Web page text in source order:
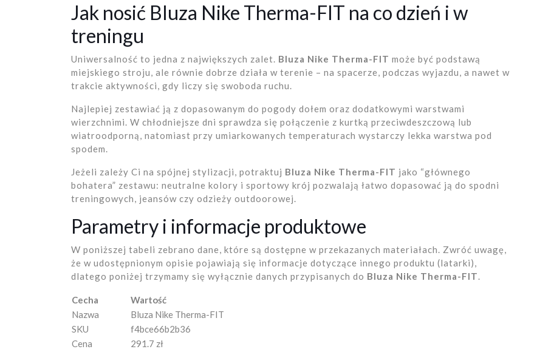
Jak nosić Bluza Nike Therma-FIT na co dzień i w
treningu
Uniwersalność to jedna z największych zalet. Bluza Nike Therma-FIT może być podstawą
miejskiego stroju, ale równie dobrze działa w terenie – na spacerze, podczas wyjazdu, a nawet w
trakcie aktywności, gdy liczy się swoboda ruchu.
Najlepiej zestawiać ją z dopasowanym do pogody dołem oraz dodatkowymi warstwami
wierzchnimi. W chłodniejsze dni sprawdza się połączenie z kurtką przeciwdeszczową lub
wiatroodporną, natomiast przy umiarkowanych temperaturach wystarczy lekka warstwa pod
spodem.
Jeżeli zależy Ci na spójnej stylizacji, potraktuj Bluza Nike Therma-FIT jako “głównego
bohatera” zestawu: neutralne kolory i sportowy krój pozwalają łatwo dopasować ją do spodni
treningowych, jeansów czy odzieży outdoorowej.
Parametry i informacje produktowe
W poniższej tabeli zebrano dane, które są dostępne w przekazanych materiałach. Zwróć uwagę,
że w udostępnionym opisie pojawiają się informacje dotyczące innego produktu (latarki),
dlatego poniżej trzymamy się wyłącznie danych przypisanych do Bluza Nike Therma-FIT.
Cecha
Wartość
Nazwa
Bluza Nike Therma-FIT
SKU
f4bce66b2b36
Cena
291.7 zł